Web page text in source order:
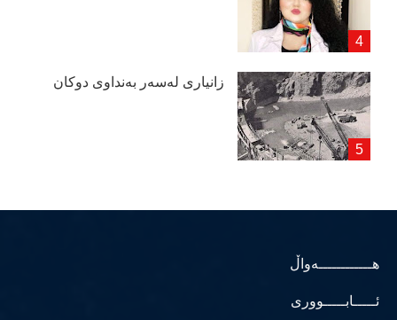
زانیاری لەسەر بەنداوی دوكان
هــــــــــــەواڵ
ئـــــابـــــووری